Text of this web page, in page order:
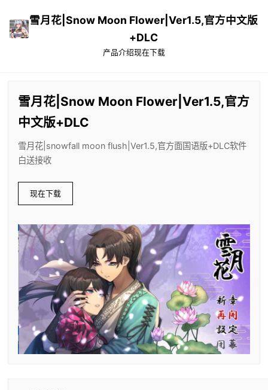
雪月花|Snow Moon Flower|Ver1.5,官方中文版
+DLC
产品介绍现在下载
雪月花|Snow Moon Flower|Ver1.5,官方
中文版+DLC
雪月花|snowfall moon flush|Ver1.5,官方面国语版+DLC软件
白送接收
现在下载